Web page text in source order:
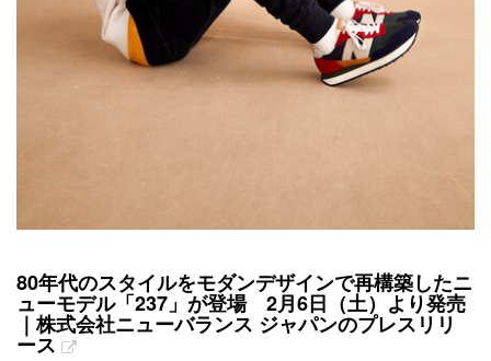
80年代のスタイルをモダンデザインで再構築したニ
ューモデル「237」が登場 2月6日（土）より発売
｜株式会社ニューバランス ジャパンのプレスリリ
ース